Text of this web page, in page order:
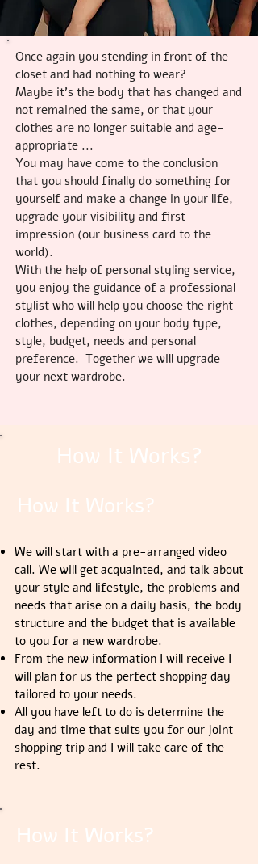
Once again you stending in front of the
closet and had nothing to wear?
Maybe it's the body that has changed and
not remained the same, or that your
clothes are no longer suitable and age-
appropriate ...
You may have come to the conclusion
that you should finally do something for
yourself and make a change in your life,
upgrade your visibility and first
impression (our business card to the
world).
With the help of personal styling service,
you enjoy the guidance of a professional
stylist who will help you choose the right
clothes, depending on your body type,
style, budget, needs and personal
preference. Together we will upgrade
your next wardrobe.
How It Works?
How It Works?
We will start with a pre-arranged video
call. We will get acquainted, and talk about
your style and lifestyle, the problems and
needs that arise on a daily basis, the body
structure and the budget that is available
to you for a new wardrobe.
From the new information I will receive I
will plan for us the perfect shopping day
tailored to your needs.
All you have left to do is determine the
day and time that suits you for our joint
shopping trip and I will take care of the
rest.
How It Works?